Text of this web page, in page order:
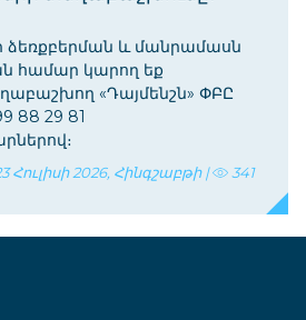
և մանրամասն
համար կարող եք
«Դայմենշն» ՓԲԸ
88 29 81
Հուլիսի 2026, Հինգշաբթի | 341